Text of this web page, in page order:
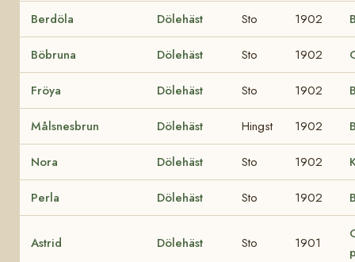
Berdöla Dölehäst Sto 1902
Böbruna Dölehäst Sto 1902
Fröya Dölehäst Sto 1902
Målsnesbrun Dölehäst Hingst 1902
Nora Dölehäst Sto 1902
Perla Dölehäst Sto 1902
Astrid Dölehäst Sto 1901